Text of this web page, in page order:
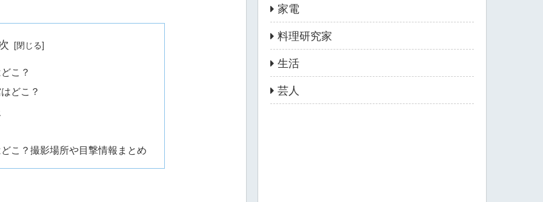
こ？
どこ？
こ？撮影場所や目撃情報まとめ
家電
料理研究家
生活
芸人